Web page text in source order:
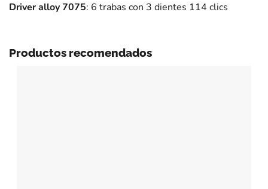
Driver alloy 7075: 6 trabas con 3 dientes 114 clics
Productos recomendados